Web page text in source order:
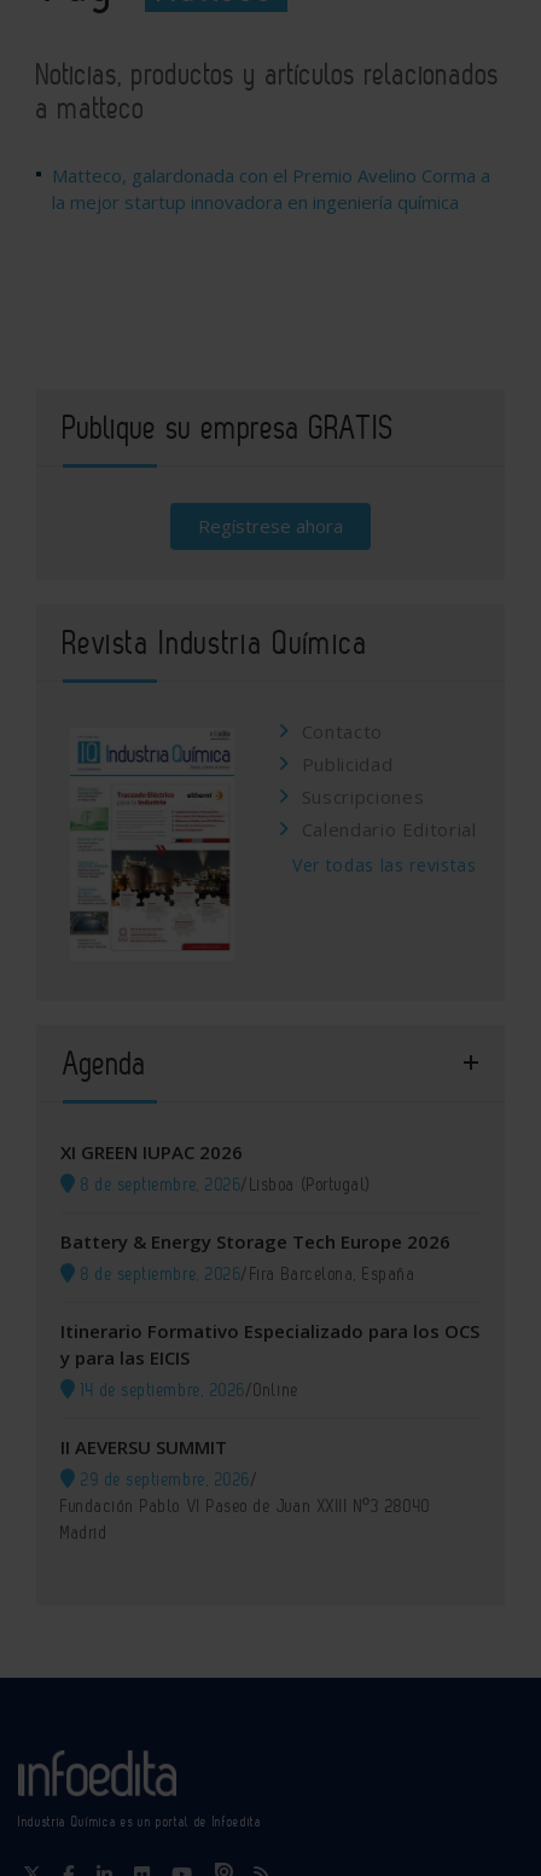
Noticias, productos y artículos relacionados
a matteco
Matteco, galardonada con el Premio Avelino Corma a
la mejor startup innovadora en ingeniería química
Publique su empresa GRATIS
Regístrese ahora
Revista Industria Química
Contacto
Publicidad
Suscripciones
Calendario Editorial
Ver todas las revistas
Agenda
XI GREEN IUPAC 2026
8 de septiembre, 2026/Lisboa (Portugal)
Battery & Energy Storage Tech Europe 2026
8 de septiembre, 2026/Fira Barcelona, España
Itinerario Formativo Especializado para los OCS
y para las EICIS
14 de septiembre, 2026/Online
II AEVERSU SUMMIT
29 de septiembre, 2026/
Fundación Pablo VI Paseo de Juan XXIII Nº3 28040
Madrid
Industria Química es un portal de Infoedita